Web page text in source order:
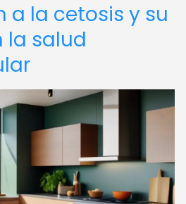
a la cetosis y su
la salud